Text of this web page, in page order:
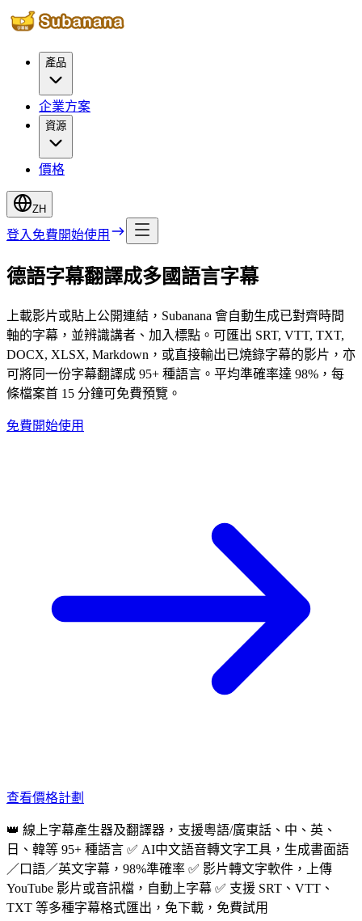
產品
企業方案
資源
價格
ZH
登入 免費開始使用
德語字幕翻譯成多國語言字幕
上載影片或貼上公開連結，Subanana 會自動生成已對齊時間
軸的字幕，並辨識講者、加入標點。可匯出 SRT, VTT, TXT,
DOCX, XLSX, Markdown，或直接輸出已燒錄字幕的影片，亦
可將同一份字幕翻譯成 95+ 種語言。平均準確率達 98%，每
條檔案首 15 分鐘可免費預覽。
免費開始使用
查看價格計劃
👑 線上字幕產生器及翻譯器，支援粵語/廣東話、中、英、
日、韓等 95+ 種語言 ✅ AI中文語音轉文字工具，生成書面語
／口語／英文字幕，98%準確率 ✅ 影片轉文字軟件，上傳
YouTube 影片或音訊檔，自動上字幕 ✅ 支援 SRT、VTT、
TXT 等多種字幕格式匯出，免下載，免費試用